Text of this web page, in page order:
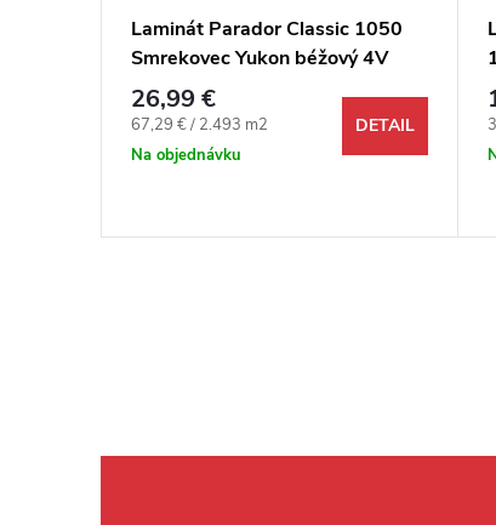
Laminát Parador Classic 1050
Smrekovec Yukon béžový 4V
26,99 €
Jednotková cena:
67,29 € / 2.493 m2
Na objednávku
DETAIL